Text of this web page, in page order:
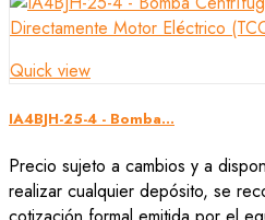
Quick view
IA4BJH-25-4 - Bomba...
Precio sujeto a cambios y a
realizar cualquier depósito, se